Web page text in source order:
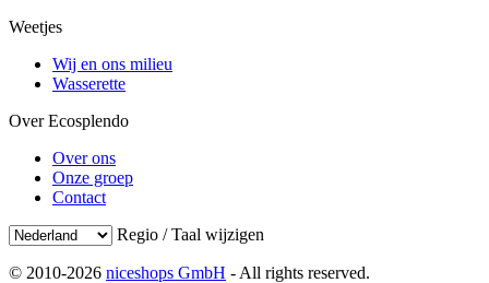
Weetjes
Wij en ons milieu
Wasserette
Over Ecosplendo
Over ons
Onze groep
Contact
Regio / Taal wijzigen
© 2010-2026 niceshops GmbH - All rights reserved.